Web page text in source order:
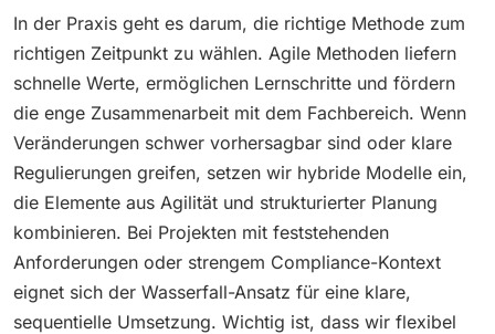
In der Praxis geht es darum, die richtige Methode zum
richtigen Zeitpunkt zu wählen. Agile Methoden liefern
schnelle Werte, ermöglichen Lernschritte und fördern
die enge Zusammenarbeit mit dem Fachbereich. Wenn
Veränderungen schwer vorhersagbar sind oder klare
Regulierungen greifen, setzen wir hybride Modelle ein,
die Elemente aus Agilität und strukturierter Planung
kombinieren. Bei Projekten mit feststehenden
Anforderungen oder strengem Compliance-Kontext
eignet sich der Wasserfall-Ansatz für eine klare,
sequentielle Umsetzung. Wichtig ist, dass wir flexibel